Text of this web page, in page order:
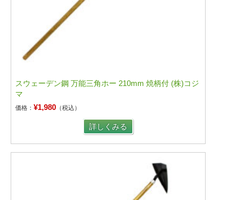
スウェーデン鋼 万能三角ホー 210mm 焼柄付 (株)コジ
マ
価格：¥1,980 （税込）
詳しくみる